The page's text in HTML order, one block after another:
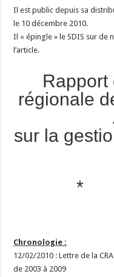
Il est public depuis sa
le 10 décembre 2010.
Il « épingle » le SDIS sur de
l’article.
Rapport
régionale
sur la
*
Chronologie :
12/02/2010 : Lettre de la
de 2003 à 2009